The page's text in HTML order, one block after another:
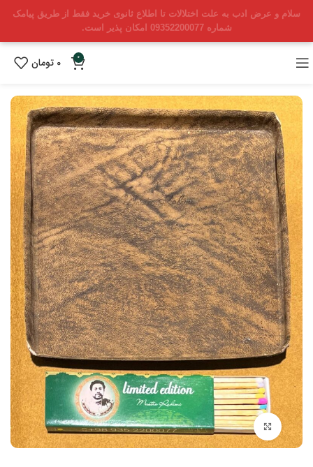
سلام و عرض ادب به علت اختلالات تا اطلاع ثانوی خرید فقط از طریق پیامک
شماره 09352200077 امکان پذیر است.
0
0 تومان
بزرگنمایی تصویر